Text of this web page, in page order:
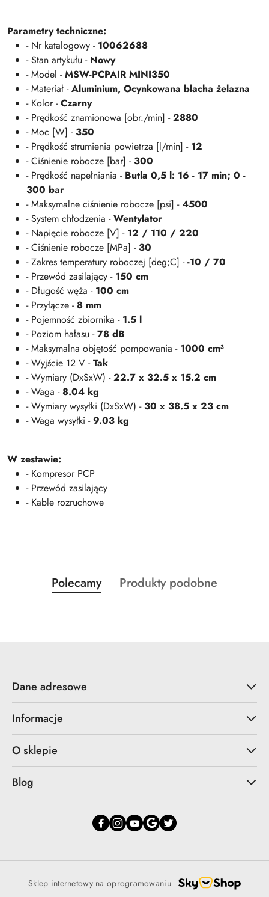
Parametry techniczne:
- Nr katalogowy - 10062688
- Stan artykułu - Nowy
- Model -MSW-PCPAIR MINI350
- Materiał -Aluminium, Ocynkowana blacha żelazna
- Kolor -Czarny
- Prędkość znamionowa [obr./min] -2880
- Moc [W] -350
- Prędkość strumienia powietrza [l/min] - 12
- Ciśnienie robocze [bar] -300
- Prędkość napełniania - Butla 0,5 l: 16 - 17 min; 0 -
300 bar
- Maksymalne ciśnienie robocze [psi] -4500
- System chłodzenia -Wentylator
- Napięcie robocze [V] - 12 / 110 / 220
- Ciśnienie robocze [MPa] -30
- Zakres temperatury roboczej [deg;C] --10 / 70
- Przewód zasilający - 150 cm
- Długość węża - 100 cm
- Przyłącze -8 mm
- Pojemność zbiornika - 1.5 l
- Poziom hałasu -78 dB
- Maksymalna objętość pompowania - 1000 cm³
- Wyjście 12 V -Tak
- Wymiary (DxSxW) -22.7 x 32.5 x 15.2 cm
- Waga -8.04 kg
- Wymiary wysyłki (DxSxW) -30 x 38.5 x 23 cm
- Waga wysyłki -9.03 kg
W zestawie:
- Kompresor PCP
- Przewód zasilający
- Kable rozruchowe
Pomiń karuzelę produktów
Produkty
o
Polecamy
Produkty
Produkty podobne
Dane adresowe
Informacje
O sklepie
Blog
Sklep internetowy na oprogramowaniu